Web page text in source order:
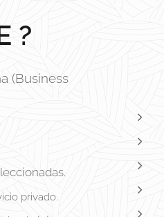
?
(Business
privado.